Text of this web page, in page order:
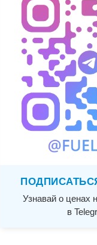
Узнавай о ценах
в